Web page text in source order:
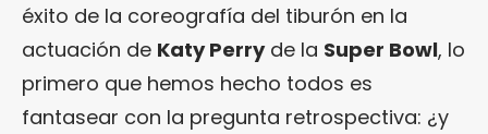
éxito de la coreografía del tiburón en la
actuación de Katy Perryde la Super Bowl, lo
primero que hemos hecho todos es
fantasear con la pregunta retrospectiva: ¿y